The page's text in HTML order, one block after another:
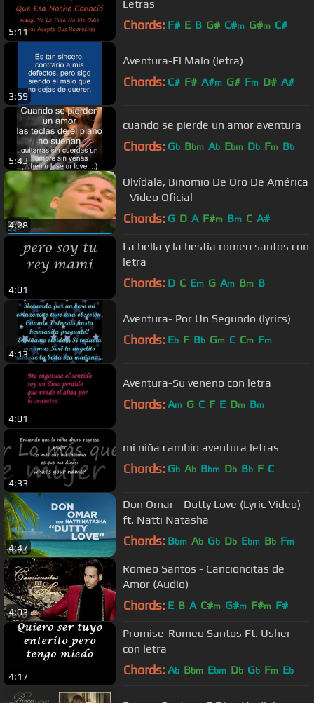
5:11
Letras
Chords: F# E B G# C#m G#m C#
3:59
Aventura-El Malo (letra)
Chords: C# F# A#m G# Fm D# A#
5:43
cuando se pierde un amor aventura
Chords: Gb Bbm Ab Ebm Db Fm Bb
4:28
Olvídala, Binomio De Oro De América
- Video Oficial
Chords: G D A F#m Bm C A#
4:01
La bella y la bestia romeo santos con
letra
Chords: D C Em G Am Bm B
4:13
Aventura- Por Un Segundo (lyrics)
Chords: Eb F Bb Gm C Cm Fm
4:01
Aventura-Su veneno con letra
Chords: Am G C F E Dm Bm
4:33
mi niña cambio aventura letras
Chords: Gb Ab Bbm Db Bb F C
4:47
Don Omar - Dutty Love (Lyric Video)
ft. Natti Natasha
Chords: Bbm Ab Gb Db Ebm Bb Fm
4:03
Romeo Santos - Cancioncitas de
Amor (Audio)
Chords: E B A C#m G#m F#m F#
4:17
Promise-Romeo Santos Ft. Usher
con letra
Chords: Ab Bbm Ebm Db Gb Fm Eb